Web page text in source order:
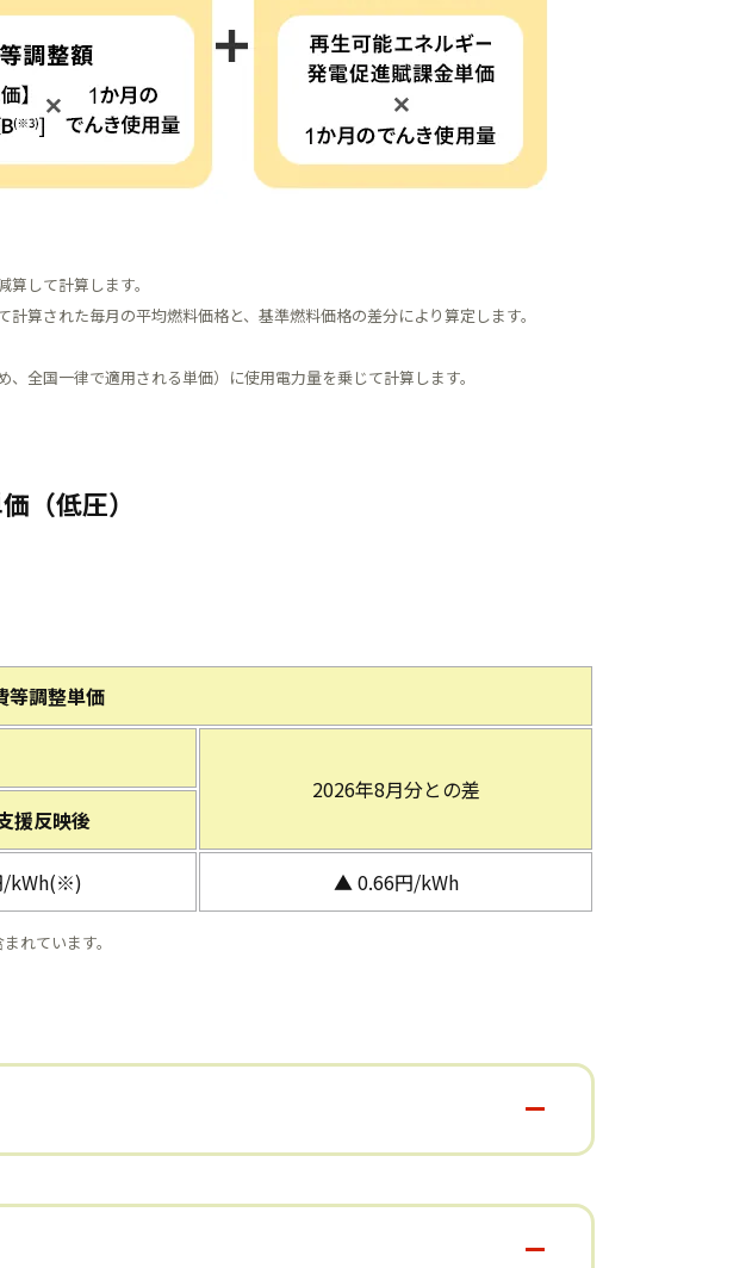
して計算します。
算された毎月の平均燃料価格と、基準燃料価格の差分により算定します。
全国一律で適用される単価）に使用電力量を乗じて計算します。
（低圧）
等調整単価
2026年8月分との差
援反映後
/kWh(※) ▲ 0.66円/kWh
れています。